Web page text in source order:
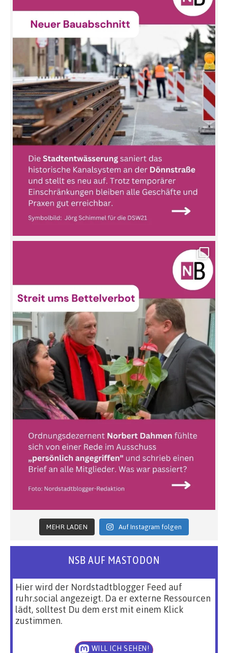
MEHR LADEN Auf Instagram folgen
NSB AUF MASTODON
Hier wird der Nordstadtblogger Feed auf
ruhr.social angezeigt. Da er externe Ressourcen
lädt, solltest Du dem erst mit einem Klick
zustimmen.
WILL ICH SEHEN!